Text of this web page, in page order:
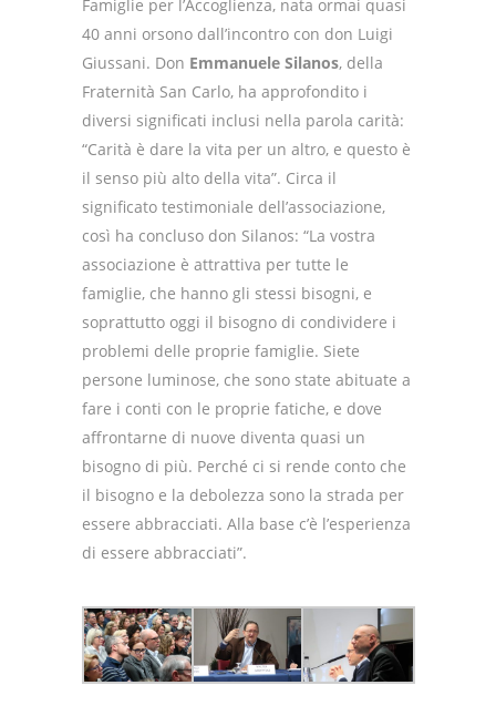
Famiglie per l’Accoglienza, nata ormai quasi
40 anni orsono dall’incontro con don Luigi
Giussani. Don Emmanuele Silanos, della
Fraternità San Carlo, ha approfondito i
diversi significati inclusi nella parola carità:
“Carità è dare la vita per un altro, e questo è
il senso più alto della vita”. Circa il
significato testimoniale dell’associazione,
così ha concluso don Silanos: “La vostra
associazione è attrattiva per tutte le
famiglie, che hanno gli stessi bisogni, e
soprattutto oggi il bisogno di condividere i
problemi delle proprie famiglie. Siete
persone luminose, che sono state abituate a
fare i conti con le proprie fatiche, e dove
affrontarne di nuove diventa quasi un
bisogno di più. Perché ci si rende conto che
il bisogno e la debolezza sono la strada per
essere abbracciati. Alla base c’è l’esperienza
di essere abbracciati”.